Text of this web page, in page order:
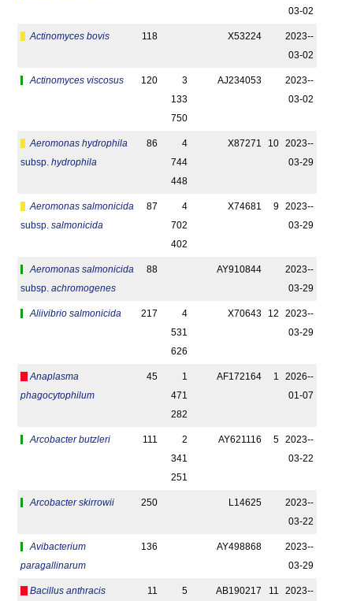
03-02
Actinomyces bovis 118 X53224
2023-­
03-02
Actinomyces viscosus 120
3
133
750
AJ234053
2023-­
03-02
Aeromonas hydrophila
subsp. hydrophila
86
4
744
448
X87271 10
2023-­
03-29
Aeromonas salmonicida
subsp. salmonicida
87
4
702
402
X74681 9
2023-­
03-29
Aeromonas salmonicida
subsp. achromogenes
88 AY910844
2023-­
03-29
Aliivibrio salmonicida 217
4
531
626
X70643 12
2023-­
03-29
Anaplasma
phagocytophilum
45
1
471
282
AF172164 1
2026-­
01-07
Arcobacter butzleri 111
2
341
251
AY621116 5
2023-­
03-22
Arcobacter skirrowii 250 L14625
2023-­
03-22
Avibacterium
paragallinarum
136 AY498868
2023-­
03-29
Bacillus anthracis 11
5
AB190217 11
2023-­